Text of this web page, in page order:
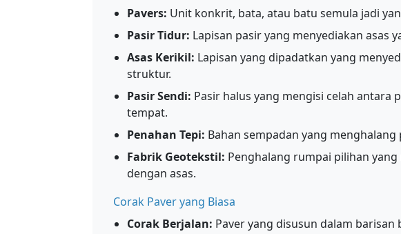
Pavers: Unit konkrit, bata, atau batu semula jadi
Pasir Tidur: Lapisan pasir yang menyediakan asas
Asas Kerikil: Lapisan yang dipadatkan yang
struktur.
Pasir Sendi: Pasir halus yang mengisi celah antara
tempat.
Penahan Tepi: Bahan sempadan yang
Fabrik Geotekstil: Penghalang rumpai pilihan
dengan asas.
Corak Paver yang Biasa
Corak Berjalan: Paver yang disusun dalam